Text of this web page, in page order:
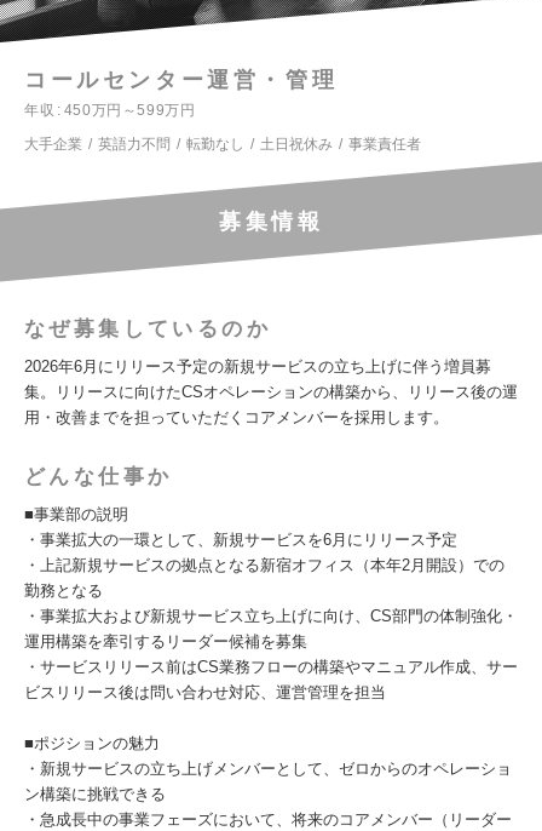
コールセンター運営・管理
年収
450万円～599万円
大手企業
英語力不問 転勤なし 土日祝休み 事業責任者
募集情報
なぜ募集しているのか
2026年6月にリリース予定の新規サービスの立ち上げに伴う増員募
集。リリースに向けたCSオペレーションの構築から、リリース後の運
用・改善までを担っていただくコアメンバーを採用します。
どんな仕事か
■事業部の説明
・事業拡大の一環として、新規サービスを6月にリリース予定
・上記新規サービスの拠点となる新宿オフィス（本年2月開設）での
勤務となる
・事業拡大および新規サービス立ち上げに向け、CS部門の体制強化・
運用構築を牽引するリーダー候補を募集
・サービスリリース前はCS業務フローの構築やマニュアル作成、サー
ビスリリース後は問い合わせ対応、運営管理を担当
■ポジションの魅力
・新規サービスの立ち上げメンバーとして、ゼロからのオペレーショ
ン構築に挑戦できる
・急成長中の事業フェーズにおいて、将来のコアメンバー（リーダー